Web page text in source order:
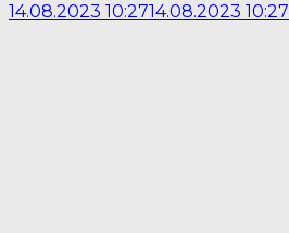
14.08.2023 10:2714.08.2023 10:27